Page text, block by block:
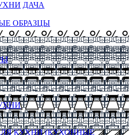
ДАЧА
ОБРАЗЦЫ
КУХНИ (КУХОННЫЕ